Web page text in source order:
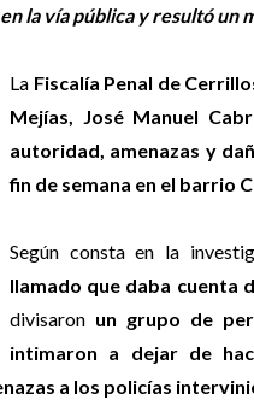
la vía pública y resultó un
La Fiscalía Penal de
Mejías, José Manuel
autoridad, amenazas y
fin de semana en el barrio
Según consta en la
llamado que daba cuenta
divisaron un grupo de
intimaron a dejar de
a los policías